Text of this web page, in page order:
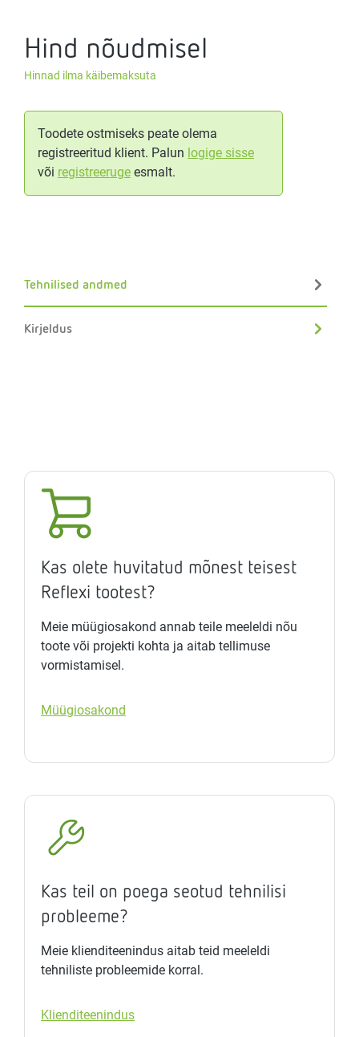
Hind nõudmisel
Hinnad ilma käibemaksuta
Toodete ostmiseks peate olema
registreeritud klient. Palun logige sisse
või registreeruge esmalt.
Tehnilised andmed
Kirjeldus
Kas olete huvitatud mõnest teisest
Reflexi tootest?
Meie müügiosakond annab teile meeleldi nõu
toote või projekti kohta ja aitab tellimuse
vormistamisel.
Müügiosakond
Kas teil on poega seotud tehnilisi
probleeme?
Meie klienditeenindus aitab teid meeleldi
tehniliste probleemide korral.
Klienditeenindus